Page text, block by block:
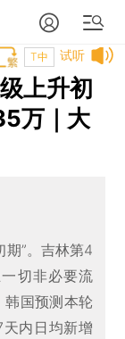
试听
T中
上升初
万｜大
期”。吉林第4
切非必要流
国预测本轮
内日均新增